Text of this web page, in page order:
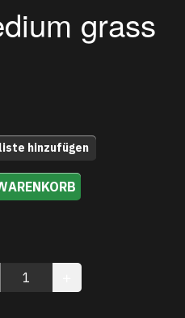
grass
hinzufügen